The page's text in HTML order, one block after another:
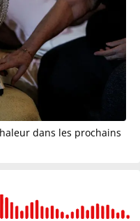
dans les prochains